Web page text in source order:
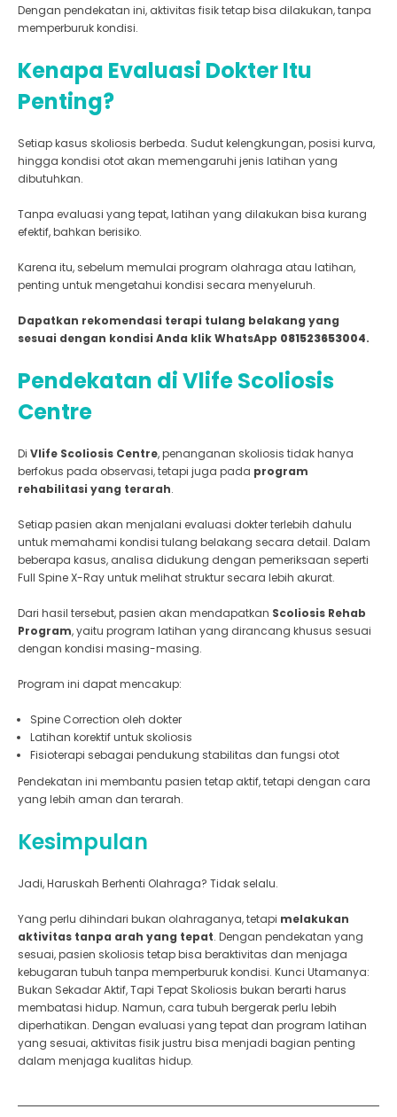
Dengan pendekatan ini, aktivitas fisik tetap bisa dilakukan, tanpa
memperburuk kondisi.
Kenapa Evaluasi Dokter Itu
Penting?
Setiap kasus skoliosis berbeda. Sudut kelengkungan, posisi kurva,
hingga kondisi otot akan memengaruhi jenis latihan yang
dibutuhkan.
Tanpa evaluasi yang tepat, latihan yang dilakukan bisa kurang
efektif, bahkan berisiko.
Karena itu, sebelum memulai program olahraga atau latihan,
penting untuk mengetahui kondisi secara menyeluruh.
Dapatkan rekomendasi terapi tulang belakang yang
sesuai dengan kondisi Anda klik WhatsApp 081523653004.
Pendekatan di Vlife Scoliosis
Centre
Di Vlife Scoliosis Centre, penanganan skoliosis tidak hanya
berfokus pada observasi, tetapi juga pada program
rehabilitasi yang terarah.
Setiap pasien akan menjalani evaluasi dokter terlebih dahulu
untuk memahami kondisi tulang belakang secara detail. Dalam
beberapa kasus, analisa didukung dengan pemeriksaan seperti
Full Spine X-Ray untuk melihat struktur secara lebih akurat.
Dari hasil tersebut, pasien akan mendapatkan Scoliosis Rehab
Program, yaitu program latihan yang dirancang khusus sesuai
dengan kondisi masing-masing.
Program ini dapat mencakup:
Spine Correction oleh dokter
Latihan korektif untuk skoliosis
Fisioterapi sebagai pendukung stabilitas dan fungsi otot
Pendekatan ini membantu pasien tetap aktif, tetapi dengan cara
yang lebih aman dan terarah.
Kesimpulan
Jadi, Haruskah Berhenti Olahraga? Tidak selalu.
Yang perlu dihindari bukan olahraganya, tetapi melakukan
aktivitas tanpa arah yang tepat. Dengan pendekatan yang
sesuai, pasien skoliosis tetap bisa beraktivitas dan menjaga
kebugaran tubuh tanpa memperburuk kondisi. Kunci Utamanya:
Bukan Sekadar Aktif, Tapi Tepat Skoliosis bukan berarti harus
membatasi hidup. Namun, cara tubuh bergerak perlu lebih
diperhatikan. Dengan evaluasi yang tepat dan program latihan
yang sesuai, aktivitas fisik justru bisa menjadi bagian penting
dalam menjaga kualitas hidup.